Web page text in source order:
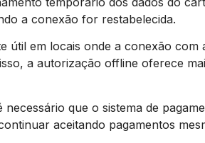
a conexão for restabelecida.
útil em locais onde a conexão
a autorização offline oferece
que o sistema de
aceitando pagamentos